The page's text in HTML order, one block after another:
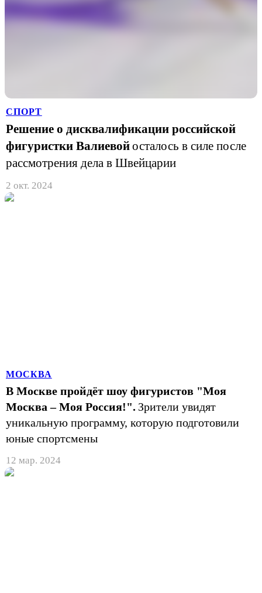
СПОРТ
Решение о дисквалификации российской
фигуристки Валиевойосталось в силе после
рассмотрения дела в Швейцарии
2 окт. 2024
МОСКВА
В Москве пройдёт шоу фигуристов "Моя
Москва – Моя Россия!". Зрители увидят
уникальную программу, которую подготовили
юные спортсмены
12 мар. 2024